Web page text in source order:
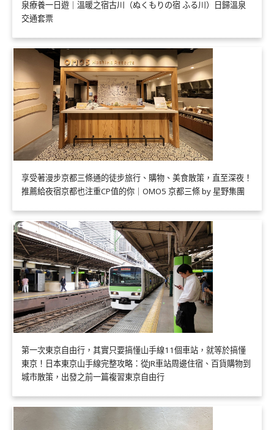
泉療養一日遊｜溫暖之宿古川（ぬくもりの宿 ふる川）日歸溫泉
交通套票
享受著漫步京都三條通的徒步旅行、購物、美食散策，直至深夜！
推薦給夜宿京都也注重CP值的你｜OMO5 京都三條 by 星野集團
第一次東京自由行，其實只要搞懂山手線11個車站，就等於搞懂
東京！日本東京山手線完整攻略：從JR車站周邊住宿、百貨購物到
城市散策，出發之前一篇複習東京自由行